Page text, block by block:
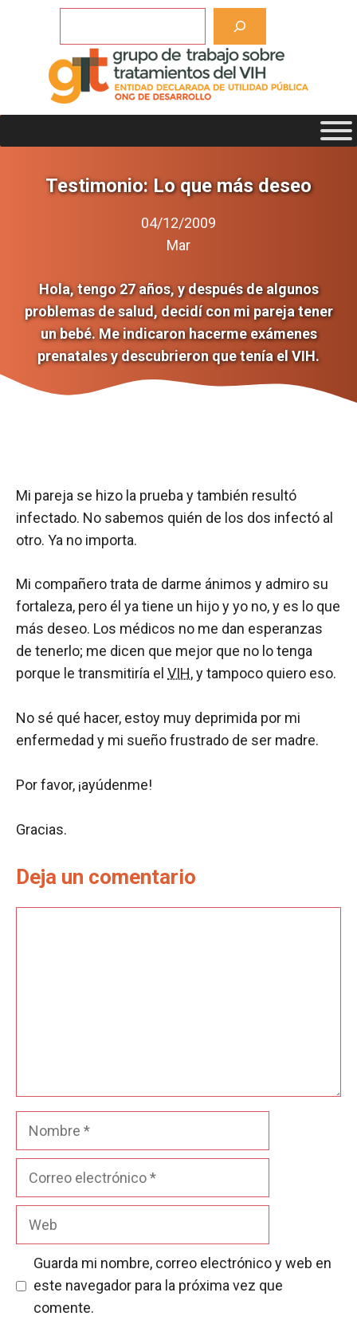
Testimonio: Lo que más deseo
04/12/2009
Mar
Hola, tengo 27 años, y después de algunos
problemas de salud, decidí con mi pareja tener
un bebé. Me indicaron hacerme exámenes
prenatales y descubrieron que tenía el VIH.
Mi pareja se hizo la prueba y también resultó
infectado. No sabemos quién de los dos infectó al
otro. Ya no importa.
Mi compañero trata de darme ánimos y admiro su
fortaleza, pero él ya tiene un hijo y yo no, y es lo que
más deseo. Los médicos no me dan esperanzas
de tenerlo; me dicen que mejor que no lo tenga
porque le transmitiría el VIH, y tampoco quiero eso.
No sé qué hacer, estoy muy deprimida por mi
enfermedad y mi sueño frustrado de ser madre.
Por favor, ¡ayúdenme!
Gracias.
Deja un comentario
Nombre
Guarda mi nombre, correo electrónico y web en
este navegador para la próxima vez que
comente.